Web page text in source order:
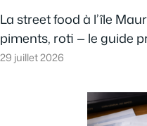
La street food à l’île
piments, roti — le guide
29 juillet 2026